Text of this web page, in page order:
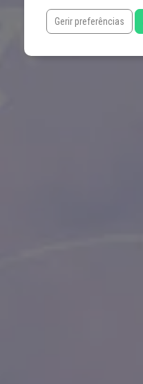
Gerir preferências